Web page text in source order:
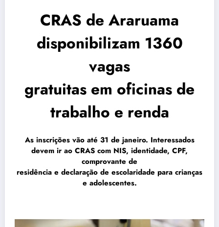
CRAS de Araruama
disponibilizam 1360
vagas
gratuitas em oficinas de
trabalho e renda
As inscrições vão até 31 de janeiro. Interessados
devem ir ao CRAS com NIS, identidade, CPF,
comprovante de
residência e declaração de escolaridade para crianças
e adolescentes.